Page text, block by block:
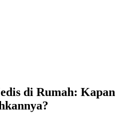
di Rumah: Kapan